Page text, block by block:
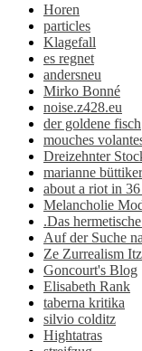
Horen
particles
Klagefall
es regnet
andersneu
Mirko Bonné
noise.z428.eu
der goldene fisch
mouches
Dreizehnter
marianne büttiker
about a riot in
Melancholie
.Das
Auf der Suche
Ze Zurrealism
Goncourt's Blog
Elisabeth Rank
taberna kritika
silvio colditz
Hightatras